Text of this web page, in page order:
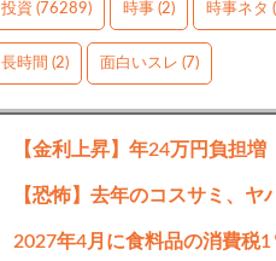
投資 (76289) 時事 (2) 時事ネタ
長時間 (2) 面白いスレ (7)
【金利上昇】年24万円負担
【恐怖】去年のコスサミ、ヤ
2027年4月に食料品の消費税